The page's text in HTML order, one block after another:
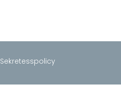
Sekretesspolicy